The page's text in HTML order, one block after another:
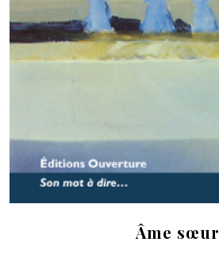
Âme sœur